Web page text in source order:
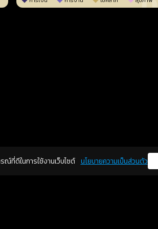
ณ์ที่ดีในการใช้งานเว็บไซต์ นโยบายความเป็นส่วนตัว